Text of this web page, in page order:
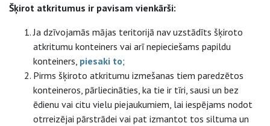
Šķirot atkritumus ir pavisam vienkārši:
Ja dzīvojamās mājas teritorijā nav uzstādīts šķiroto
atkritumu konteiners vai arī nepieciešams papildu
konteiners, piesaki to;
Pirms šķiroto atkritumu izmešanas tiem paredzētos
konteineros, pārliecināties, ka tie ir tīri, sausi un bez
ēdienu vai citu vielu piejaukumiem, lai iespējams nodot
otrreizējai pārstrādei vai pat izmantot tos siltuma un